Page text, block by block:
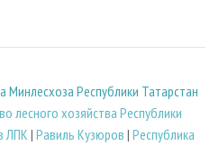
Минлесхоза Республики Татарстан
лесного хозяйства Республики
ЛПК | Равиль Кузюров | Республика